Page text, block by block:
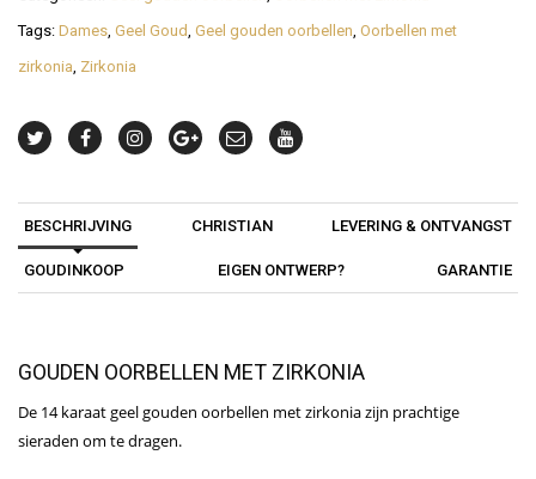
Tags: Dames, Geel Goud, Geel gouden oorbellen, Oorbellen met
zirkonia, Zirkonia
BESCHRIJVING CHRISTIAN LEVERING & ONTVANGST
GOUDINKOOP EIGEN ONTWERP? GARANTIE
GOUDEN OORBELLEN MET ZIRKONIA
De 14 karaat geel gouden oorbellen met zirkonia zijn prachtige
sieraden om te dragen.